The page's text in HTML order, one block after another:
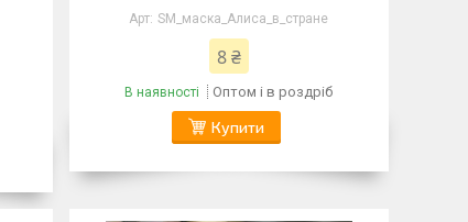
SM_маска_Алиса_в_стране
8 ₴
В наявності Оптом і в роздріб
Купити